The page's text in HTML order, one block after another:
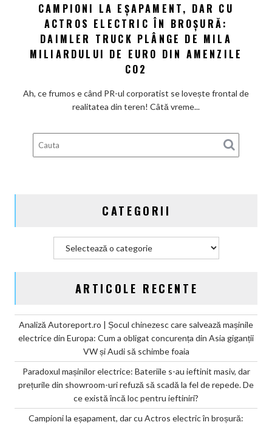
de
repede.
De
ce
Campioni
la
eșapament,
cu
Truck
CO2
CAMPIONI LA EȘAPAMENT, DAR CU
ACTROS ELECTRIC ÎN BROȘURĂ:
DAIMLER TRUCK PLÂNGE DE MILA
MILIARDULUI DE EURO DIN AMENZILE
CO2
Ah, ce frumos e când PR-ul corporatist se lovește frontal de
realitatea din teren! Câtă vreme...
CATEGORII
ARTICOLE RECENTE
Analiză Autoreport.ro | Șocul chinezesc care salvează mașinile
electrice din Europa: Cum a obligat concurența din Asia giganții
VW și Audi să schimbe foaia
Paradoxul mașinilor electrice: Bateriile s-au ieftinit masiv, dar
prețurile din showroom-uri refuză să scadă la fel de repede. De
ce există încă loc pentru ieftiniri?
Campioni la eșapament, dar cu Actros electric în broșură: